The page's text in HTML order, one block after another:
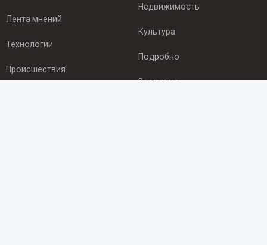
Лента мнений
Технологии
Происшествия
Недвижимость
Культура
Подробно
Здоровье